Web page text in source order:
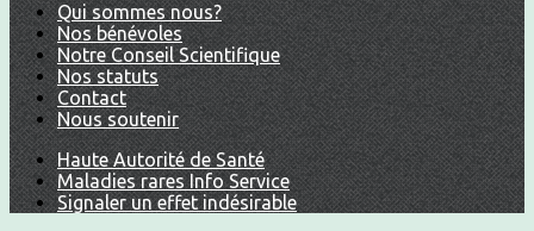
Qui sommes nous?
Nos bénévoles
Notre Conseil Scientifique
Nos statuts
Contact
Nous soutenir
Haute Autorité de Santé
Maladies rares Info Service
Signaler un effet indésirable